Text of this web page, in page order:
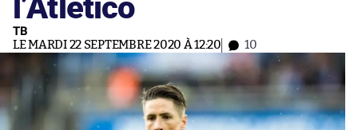
TB
LE MARDI 22 SEPTEMBRE 2020 À 12:20 10